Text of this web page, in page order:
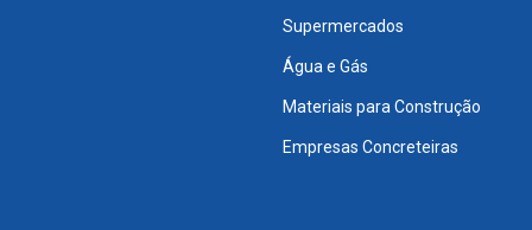
Supermercados
Água e Gás
Materiais para Construção
Empresas Concreteiras